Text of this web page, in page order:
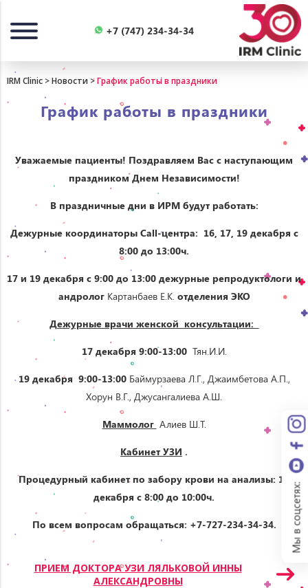
+7 (747) 234-34-34
IRM Clinic >Новости >График работы в праздники
График работы в праздники
Уважаемые пациенты! Поздравляем Вас с наступающим
праздником Днем Независимости!
В праздничные дни в ИРМ будут работать:
Дежурные координаторы Call-центра: 16, 17, 19декабря с
8:00 до 13:00ч.
17 и 19 декабря с 9:00 до 13:00 дежурные репродуктологи и
андролог Картанбаев Е.К. отделения ЭКО
Дежурные врачи женской консультации:
17 декабря 9:00-13:00 Тян.И.И.
19 декабря 9:00-13:00 Баймурзаева Л.Г., Джаимбетова А.П.,
Хорун В.Г., Джусангалиева А.Ш.
Маммолог Алиев Ш.Т.
Кабинет УЗИ .
Процедурный кабинет по забору крови на анализы: 19
декабря с 8:00 до 10:00ч.
По всем вопросам обращаться: +7-727-234-34-34.
Навигация
ПРИЕМ ДОКТОРА УЗИ ЛЯЛЬКОВОЙ ИННЫ
АЛЕКСАНДРОВНЫ
Мы в соцсетях: